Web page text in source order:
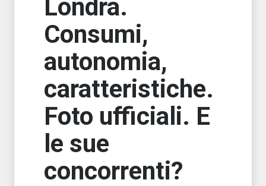
Londra.
Consumi,
autonomia,
caratteristiche.
Foto ufficiali. E
le sue
concorrenti?